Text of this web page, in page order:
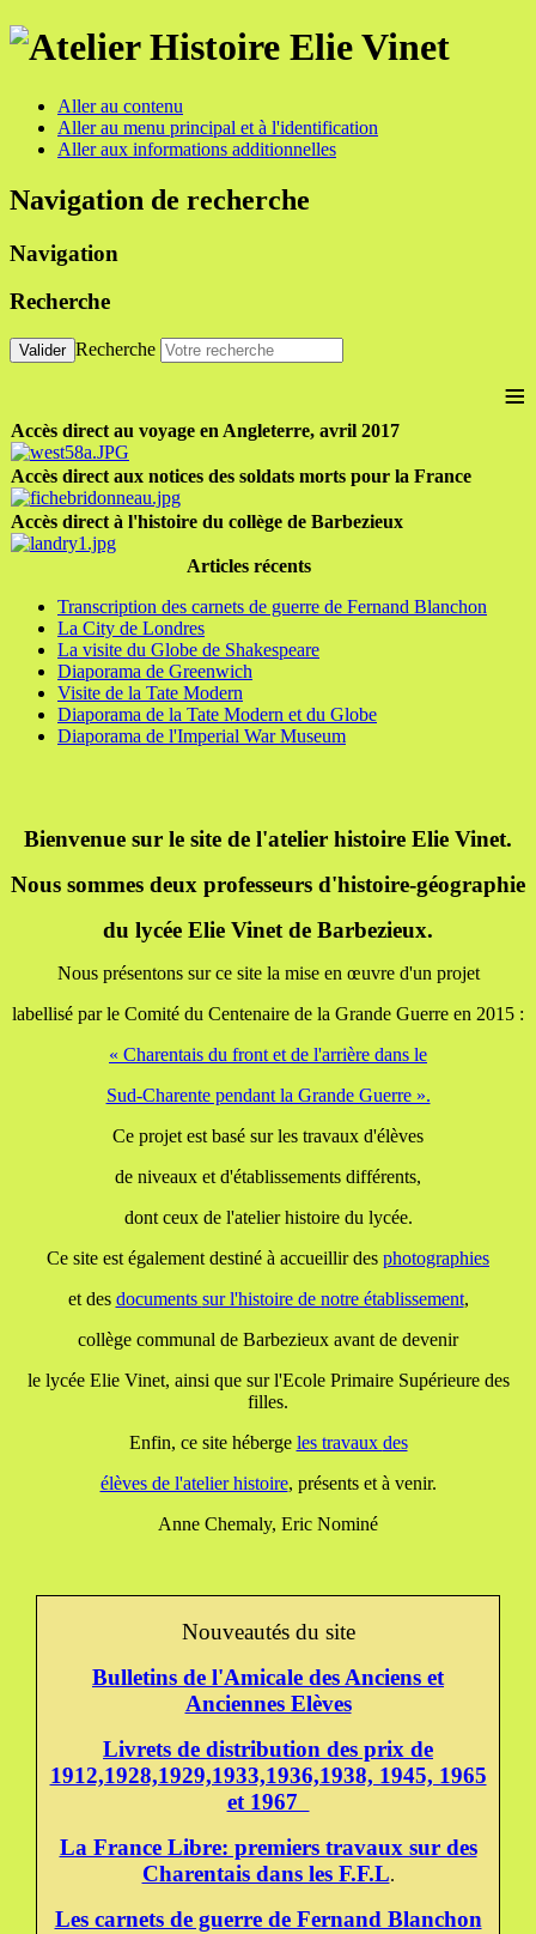
Aller au contenu
Aller au menu principal et à l'identification
Aller aux informations additionnelles
Navigation de recherche
Navigation
Recherche
Valider Recherche
≡
Accès direct au voyage en Angleterre, avril 2017
Accès direct aux notices des soldats morts pour la France
Accès direct à l'histoire du collège de Barbezieux
Articles récents
Transcription des carnets de guerre de Fernand Blanchon
La City de Londres
La visite du Globe de Shakespeare
Diaporama de Greenwich
Visite de la Tate Modern
Diaporama de la Tate Modern et du Globe
Diaporama de l'Imperial War Museum
Bienvenue sur le site de l'atelier histoire Elie Vinet.
Nous sommes deux professeurs d'histoire-géographie
du lycée Elie Vinet de Barbezieux.
Nous présentons sur ce site la mise en œuvre d'un projet
labellisé par le Comité du Centenaire de la Grande Guerre en 2015 :
« Charentais du front et de l'arrière dans le
Sud-Charente pendant la Grande Guerre ».
Ce projet est basé sur les travaux d'élèves
de niveaux et d'établissements différents,
dont ceux de l'atelier histoire du lycée.
Ce site est également destiné à accueillir des photographies
et des documents sur l'histoire de notre établissement,
collège communal de Barbezieux avant de devenir
le lycée Elie Vinet, ainsi que sur l'Ecole Primaire Supérieure des
filles.
Enfin, ce site héberge les travaux des
élèves de l'atelier histoire, présents et à venir.
Anne Chemaly, Eric Nominé
Nouveautés du site
Bulletins de l'Amicale des Anciens et
Anciennes Elèves
Livrets de distribution des prix de
1912,1928,1929,1933,1936,1938, 1945, 1965
et 1967
La France Libre: premiers travaux sur des
Charentais dans les F.F.L.
Les carnets de guerre de Fernand Blanchon